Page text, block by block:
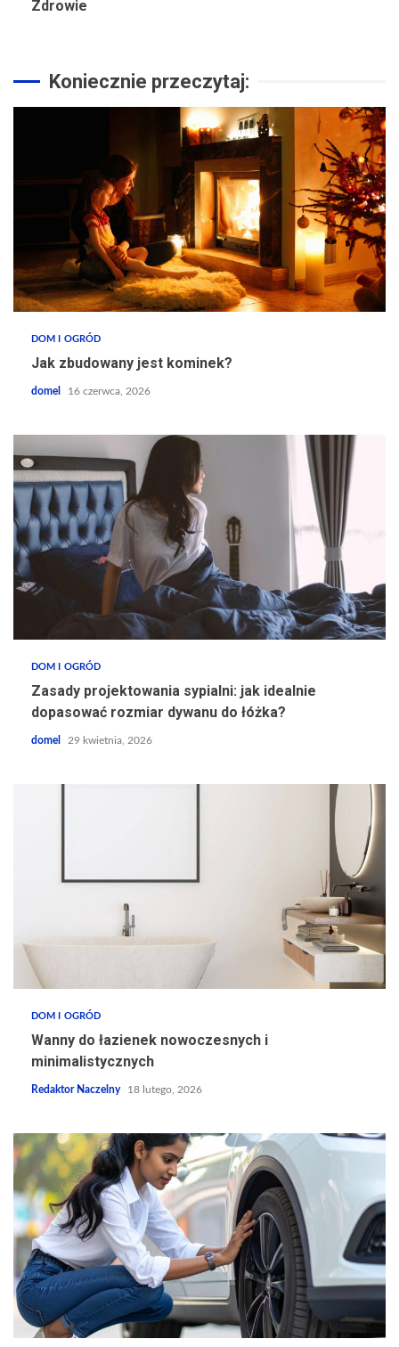
Zdrowie
Koniecznie przeczytaj:
DOM I OGRÓD
Jak zbudowany jest kominek?
domel 16 czerwca, 2026
DOM I OGRÓD
Zasady projektowania sypialni: jak idealnie
dopasować rozmiar dywanu do łóżka?
domel 29 kwietnia, 2026
DOM I OGRÓD
Wanny do łazienek nowoczesnych i
minimalistycznych
Redaktor Naczelny 18 lutego, 2026